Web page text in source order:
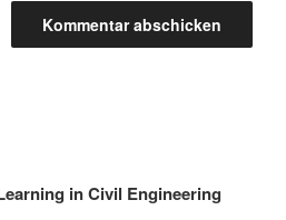
in Civil Engineering